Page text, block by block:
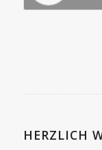
HERZLICH